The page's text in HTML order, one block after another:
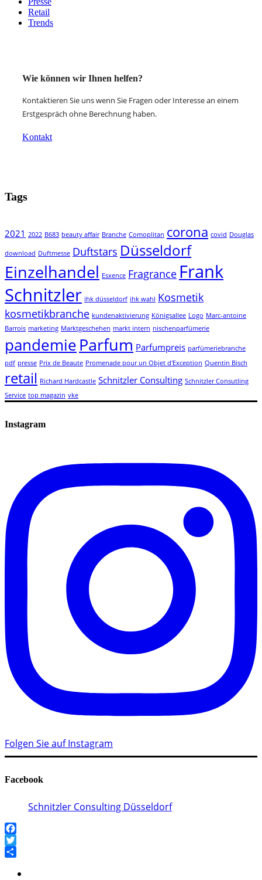
Retail
Trends
Wie können wir Ihnen helfen?
Kontaktieren Sie uns wenn Sie Fragen oder Interesse an einem
Erstgespräch ohne Berechnung haben.
Kontakt
Tags
2021 2022 B683 beauty affair Branche Comoplitan corona covid Douglas
download Duftmesse Duftstars Düsseldorf
Einzelhandel Esxence Fragrance Frank
Schnitzler ihk düsseldorf ihk wahl Kosmetik
kosmetikbranche kundenaktivierung Königsallee Logo Marc-antoine
Barrois marketing Marktgeschehen markt intern nischenparfümerie
pandemie Parfum Parfumpreis parfümeriebranche
pdf presse Prix de Beaute Promenade pour un Objet d'Exception Quentin Bisch
retail Richard Hardcastle Schnitzler Consulting Schnitzler Consutling
Service top magazin vke
Instagram
Folgen Sie auf Instagram
Facebook
Schnitzler Consulting Düsseldorf
Facebook
Twitter